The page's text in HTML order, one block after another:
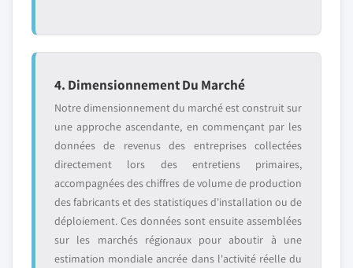
4. Dimensionnement Du Marché
Notre dimensionnement du marché est construit sur
une approche ascendante, en commençant par les
données de revenus des entreprises collectées
directement lors des entretiens primaires,
accompagnées des chiffres de volume de production
des fabricants et des statistiques d'installation ou de
déploiement. Ces données sont ensuite assemblées
sur les marchés régionaux pour aboutir à une
estimation mondiale ancrée dans l'activité réelle du